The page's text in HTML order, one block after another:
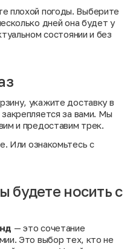
плохой погоды. Выберите
дней она будет у
состоянии и без
укажите доставку в
за вами. Мы
и предоставим трек.
Или ознакомьтесь с
будете носить с
— это сочетание
Это выбор тех, кто не